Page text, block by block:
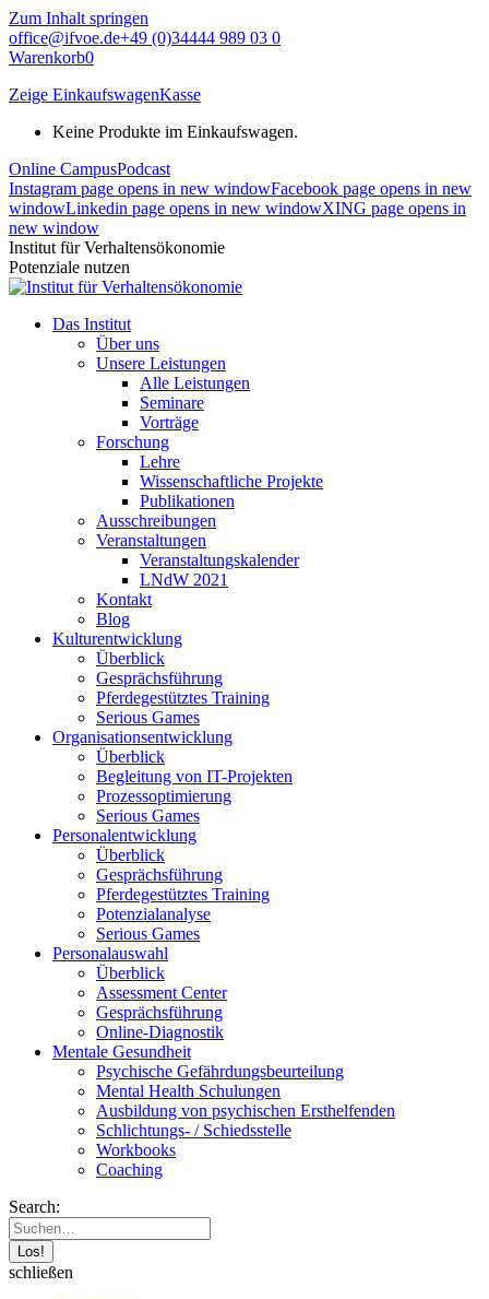
Zum Inhalt springen
office@ifvoe.de+49 (0)34444 989 03 0
Warenkorb0
Zeige EinkaufswagenKasse
Keine Produkte im Einkaufswagen.
Online CampusPodcast
Instagram page opens in new windowFacebook page opens in new
windowLinkedin page opens in new windowXING page opens in
new window
Institut für Verhaltensökonomie
Potenziale nutzen
Das Institut
Über uns
Unsere Leistungen
Alle Leistungen
Seminare
Vorträge
Forschung
Lehre
Wissenschaftliche Projekte
Publikationen
Ausschreibungen
Veranstaltungen
Veranstaltungskalender
LNdW 2021
Kontakt
Blog
Kulturentwicklung
Überblick
Gesprächsführung
Pferdegestütztes Training
Serious Games
Organisationsentwicklung
Überblick
Begleitung von IT-Projekten
Prozessoptimierung
Serious Games
Personalentwicklung
Überblick
Gesprächsführung
Pferdegestütztes Training
Potenzialanalyse
Serious Games
Personalauswahl
Überblick
Assessment Center
Gesprächsführung
Online-Diagnostik
Mentale Gesundheit
Psychische Gefährdungs­beurteilung
Mental Health Schulungen
Ausbildung von psychischen Ersthelfenden
Schlichtungs- / Schiedsstelle
Workbooks
Coaching
Search:
schließen